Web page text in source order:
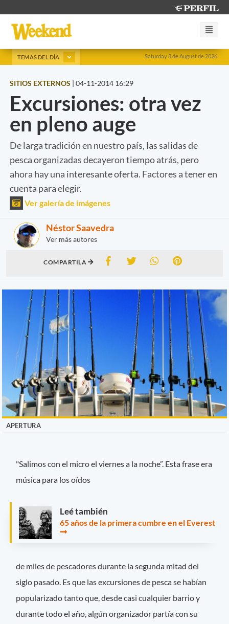
Saturday 8 de August de 2026
TEMAS DEL DÍA
SITIOS EXTERNOS | 04-11-2014 16:29
Excursiones: otra vez
en pleno auge
De larga tradición en nuestro país, las salidas de
pesca organizadas decayeron tiempo atrás, pero
ahora hay una interesante oferta. Factores a tener en
cuenta para elegir.
Ver galería de imágenes
Néstor Saavedra
Ver más autores
COMPARTILA
APERTURA
"Salimos con el micro el viernes a la noche”. Esta frase era
música para los oídos
Leé también
65 años de la primera cumbre en el Everest
de miles de pescadores durante la segunda mitad del
siglo pasado. Es que las excursiones de pesca se habían
popularizado tanto que, desde casi cualquier barrio y
durante todo el año, algún organizador partía con su